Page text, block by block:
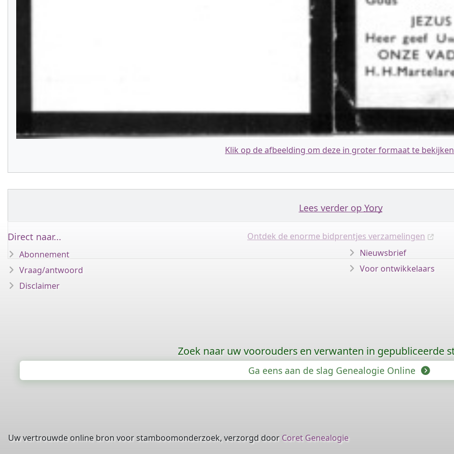
Klik op de afbeelding om deze in groter formaat te
Lees verder op Yory
Ontdek de enorme bidprentjes verzamelingen
Direct naar...
Abonnement
Vraag/antwoord
Disclaimer
Nieuwsbrief
Voor ontwikkelaars
Zoek naar uw voorouders en verwanten in gepubliceerde
Ga eens aan de slag Genealogie Online
Uw vertrouwde online bron voor stamboomonderzoek, verzorgd door Coret Genealogie